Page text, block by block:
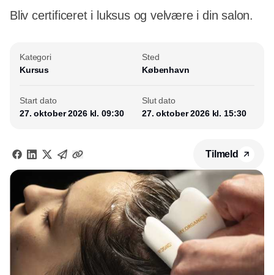
Bliv certificeret i luksus og velvære i din salon.
Kategori
Kursus
Sted
København
Start dato
27. oktober 2026 kl. 09:30
Slut dato
27. oktober 2026 kl. 15:30
Tilmeld